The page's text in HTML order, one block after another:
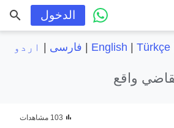
الدخول
English Türkçe| فارسی اردو
واقع
103 مشاهدات